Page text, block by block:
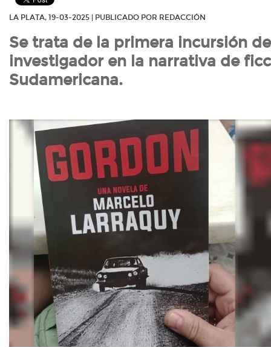
LA PLATA, 19-03-2025 | PUBLICADO POR REDACCIÓN
Se trata de la primera incursión
investigador en la narrativa de
Sudamericana.